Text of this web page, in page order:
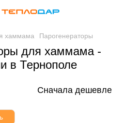
хаммама Парогенераторы
для хаммама -
в Тернополе
Сначала дешевле